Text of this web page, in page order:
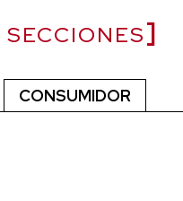
SECCIONES
CONSUMIDOR